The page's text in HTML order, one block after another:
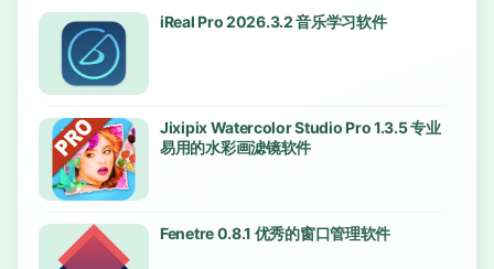
iReal Pro 2026.3.2 音乐学习软件
Jixipix Watercolor Studio Pro 1.3.5 专业
易用的水彩画滤镜软件
Fenetre 0.8.1 优秀的窗口管理软件